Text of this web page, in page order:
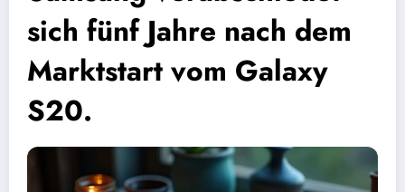
sich fünf Jahre nach dem
Marktstart vom Galaxy
S20.